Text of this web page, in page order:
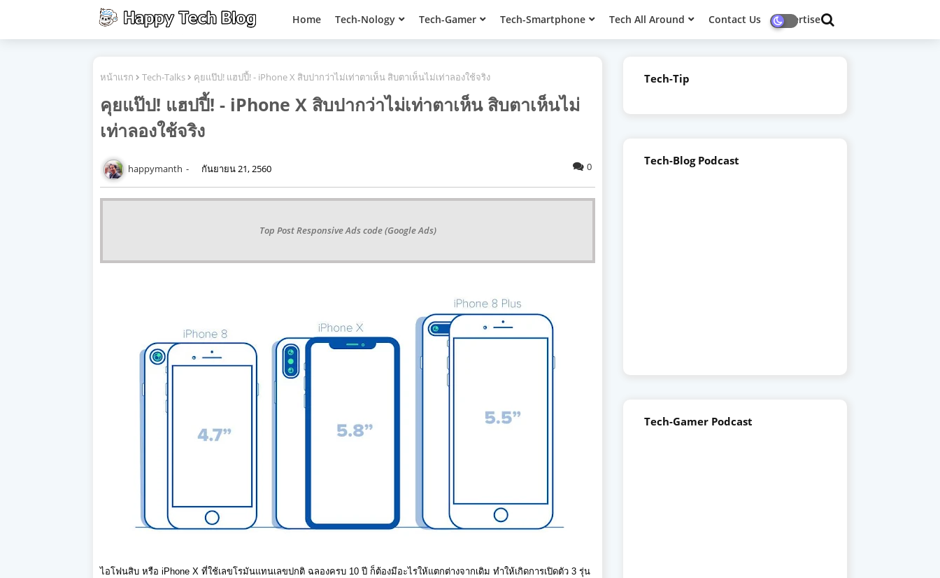
Home Tech-Nology Tech-Gamer Tech-Smartphone Tech All Around Contact Us Advertise
หน้าแรก Tech-Talks คุยแป๊ป! แฮปปี้! - iPhone X สิบปากว่าไม่เท่าตาเห็น สิบตาเห็นไม่เท่าลองใช้จริง
คุยแป๊ป! แฮปปี้! - iPhone X สิบปากว่าไม่เท่าตาเห็น สิบตาเห็นไม่
เท่าลองใช้จริง
happymanth กันยายน 21, 2560 0
Top Post Responsive Ads code (Google Ads)
ไอโฟนสิบ หรือ iPhone X ที่ใช้เลขโรมันแทนเลขปกติ ฉลองครบ 10 ปี ก็ต้องมีอะไรให้แตกต่างจากเดิม ทำให้เกิดการเปิดตัว 3 รุ่น
Tech-Tip
Tech-Blog Podcast
Tech-Gamer Podcast